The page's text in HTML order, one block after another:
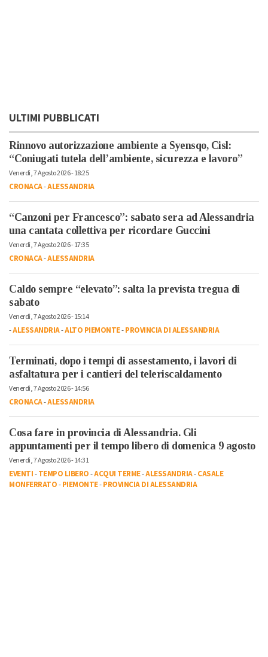
ULTIMI PUBBLICATI
Rinnovo autorizzazione ambiente a Syensqo, Cisl:
“Coniugati tutela dell’ambiente, sicurezza e lavoro”
Venerdì, 7 Agosto 2026 - 18:25
CRONACA-ALESSANDRIA
“Canzoni per Francesco”: sabato sera ad Alessandria
una cantata collettiva per ricordare Guccini
Venerdì, 7 Agosto 2026 - 17:35
CRONACA-ALESSANDRIA
Caldo sempre “elevato”: salta la prevista tregua di
sabato
Venerdì, 7 Agosto 2026 - 15:14
-ALESSANDRIA-ALTO PIEMONTE-PROVINCIA DI ALESSANDRIA
Terminati, dopo i tempi di assestamento, i lavori di
asfaltatura per i cantieri del teleriscaldamento
Venerdì, 7 Agosto 2026 - 14:56
CRONACA-ALESSANDRIA
Cosa fare in provincia di Alessandria. Gli
appuntamenti per il tempo libero di domenica 9 agosto
Venerdì, 7 Agosto 2026 - 14:31
EVENTI-TEMPO LIBERO-ACQUI TERME-ALESSANDRIA-CASALE
MONFERRATO-PIEMONTE-PROVINCIA DI ALESSANDRIA